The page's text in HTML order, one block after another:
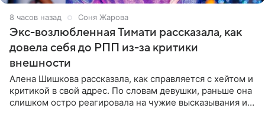
8 часов назад Соня Жарова
Экс-возлюбленная Тимати рассказала, как
довела себя до РПП из-за критики
внешности
Алена Шишкова рассказала, как справляется с хейтом и
критикой в свой адрес. По словам девушки, раньше она
слишком остро реагировала на чужие высказывания и